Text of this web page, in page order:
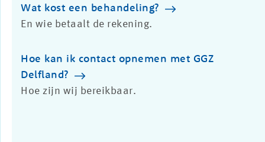
Wat kost een behandeling?
En wie betaalt de rekening.
Hoe kan ik contact opnemen met GGZ
Delfland?
Hoe zijn wij bereikbaar.